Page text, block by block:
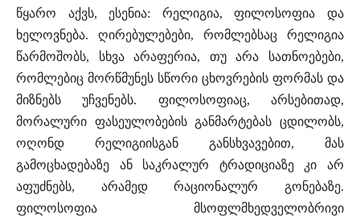
წყარო აქვს, ესენია: რელიგია, ფილოსოფია და
ხელოვნება. ღირებულებები, რომლებსაც რელიგია
წარმოშობს, სხვა არაფერია, თუ არა სათნოებები,
რომლებიც მორწმუნეს სწორი ცხოვრების ფორმას და
მიზნებს უჩვენებს. ფილოსოფიაც, არსებითად,
მორალური ფასეულობების განმარტებას ცდილობს,
ოღონდ რელიგიისგან განსხვავებით, მას
გამოცხადებაზე ან საკრალურ ტრადიციაზე კი არ
აფუძნებს, არამედ რაციონალურ გონებაზე.
ფილოსოფია მსოფლმხედველობრივი